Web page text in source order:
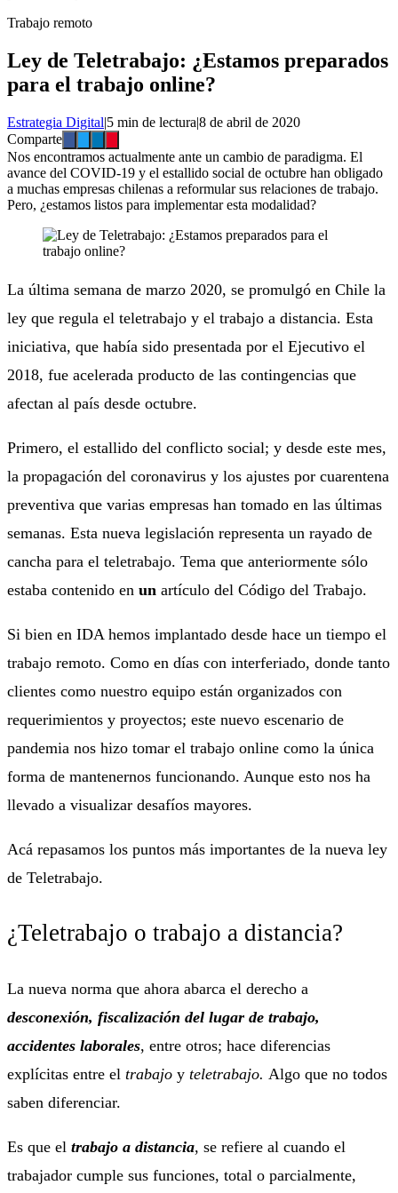
Trabajo remoto
Ley de Teletrabajo: ¿Estamos preparados
para el trabajo online?
Estrategia Digital|5 min de lectura|8 de abril de 2020
Comparte
Nos encontramos actualmente ante un cambio de paradigma. El
avance del COVID-19 y el estallido social de octubre han obligado
a muchas empresas chilenas a reformular sus relaciones de trabajo.
Pero, ¿estamos listos para implementar esta modalidad?
La última semana de marzo 2020, se promulgó en Chile la
ley que regula el teletrabajo y el trabajo a distancia. Esta
iniciativa, que había sido presentada por el Ejecutivo el
2018, fue acelerada producto de las contingencias que
afectan al país desde octubre.
Primero, el estallido del conflicto social; y desde este mes,
la propagación del coronavirus y los ajustes por cuarentena
preventiva que varias empresas han tomado en las últimas
semanas. Esta nueva legislación representa un rayado de
cancha para el teletrabajo. Tema que anteriormente sólo
estaba contenido en un artículo del Código del Trabajo.
Si bien en IDA hemos implantado desde hace un tiempo el
trabajo remoto. Como en días con interferiado, donde tanto
clientes como nuestro equipo están organizados con
requerimientos y proyectos; este nuevo escenario de
pandemia nos hizo tomar el trabajo online como la única
forma de mantenernos funcionando. Aunque esto nos ha
llevado a visualizar desafíos mayores.
Acá repasamos los puntos más importantes de la nueva ley
de Teletrabajo.
¿Teletrabajo o trabajo a distancia?
La nueva norma que ahora abarca el derecho a
desconexión, fiscalización del lugar de trabajo,
accidentes laborales, entre otros; hace diferencias
explícitas entre el trabajo y teletrabajo. Algo que no todos
saben diferenciar.
Es que el trabajo a distancia, se refiere al cuando el
trabajador cumple sus funciones, total o parcialmente,